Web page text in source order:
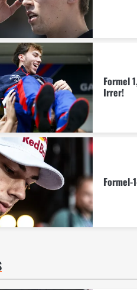
Formel
Irrer!
Formel-